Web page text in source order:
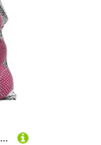
APLVFFZH 18 Stück Tennisbälle Übungsbälle Sportbälle Wettkampfbälle Freizeitbälle Aus Naturkautschuk für Guten Absprung für Den Sport Im Freien, Rosa